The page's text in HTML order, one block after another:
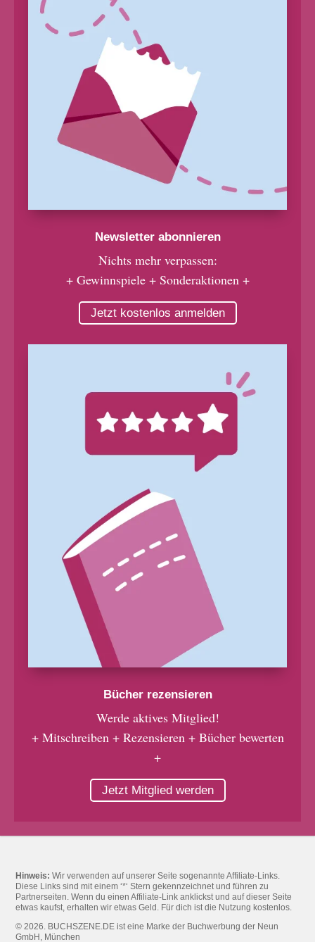
Newsletter abonnieren
Nichts mehr verpassen:
+ Gewinnspiele + Sonderaktionen +
Jetzt kostenlos anmelden
Bücher rezensieren
Werde aktives Mitglied!
+ Mitschreiben + Rezensieren + Bücher bewerten
+
Jetzt Mitglied werden
Hinweis: Wir verwenden auf unserer Seite sogenannte Affiliate-Links.
Diese Links sind mit einem ‘*‘ Stern gekennzeichnet und führen zu
Partnerseiten. Wenn du einen Affiliate-Link anklickst und auf dieser Seite
etwas kaufst, erhalten wir etwas Geld. Für dich ist die Nutzung kostenlos.
© 2026. BUCHSZENE.DE ist eine Marke der Buchwerbung der Neun
GmbH, München